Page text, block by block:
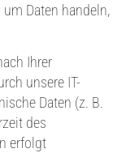
Daten handeln,
Ihrer
unsere IT-
Daten (z. B.
des
erfolgt